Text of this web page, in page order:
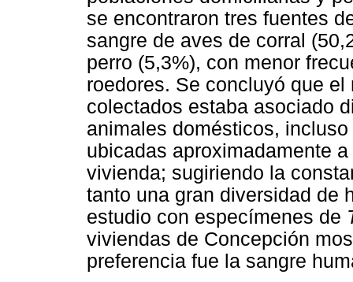
se encontraron tres fuentes
sangre de aves de corral
perro (5,3%), con menor
roedores. Se concluyó que
colectados estaba asociado
animales domésticos,
ubicadas aproximadamente
vivienda; sugiriendo la
tanto una gran diversidad de
estudio con especímenes de
viviendas de Concepción
preferencia fue la sangre